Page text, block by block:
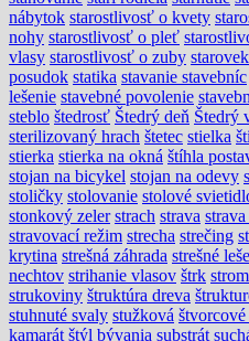
nábytok starostlivosť o kvety
nohy starostlivosť o pleť
vlasy starostlivosť o zuby
posudok statika stavanie stavebníc
lešenie stavebné povolenie
steblo štedrosť Štedrý deň Štedrý
sterilizovaný hrach štetec stielka
stierka stierka na okná štíhla
stojan na bicykel stojan na odevy
stoličky stolovanie stolové
stonkový zeler strach strava
stravovací režim strecha strečing
krytina strešná záhrada strešné
nechtov strihanie vlasov štrk
strukoviny štruktúra dreva
stuhnuté svaly stužková
kamarát štýl bývania substrát